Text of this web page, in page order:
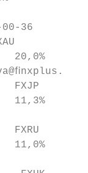
36
20,0%
FXJP
11,3%
FXRU
11,0%